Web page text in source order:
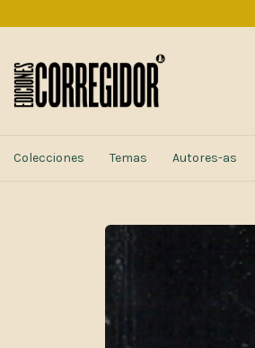
Colecciones Temas Autores-as